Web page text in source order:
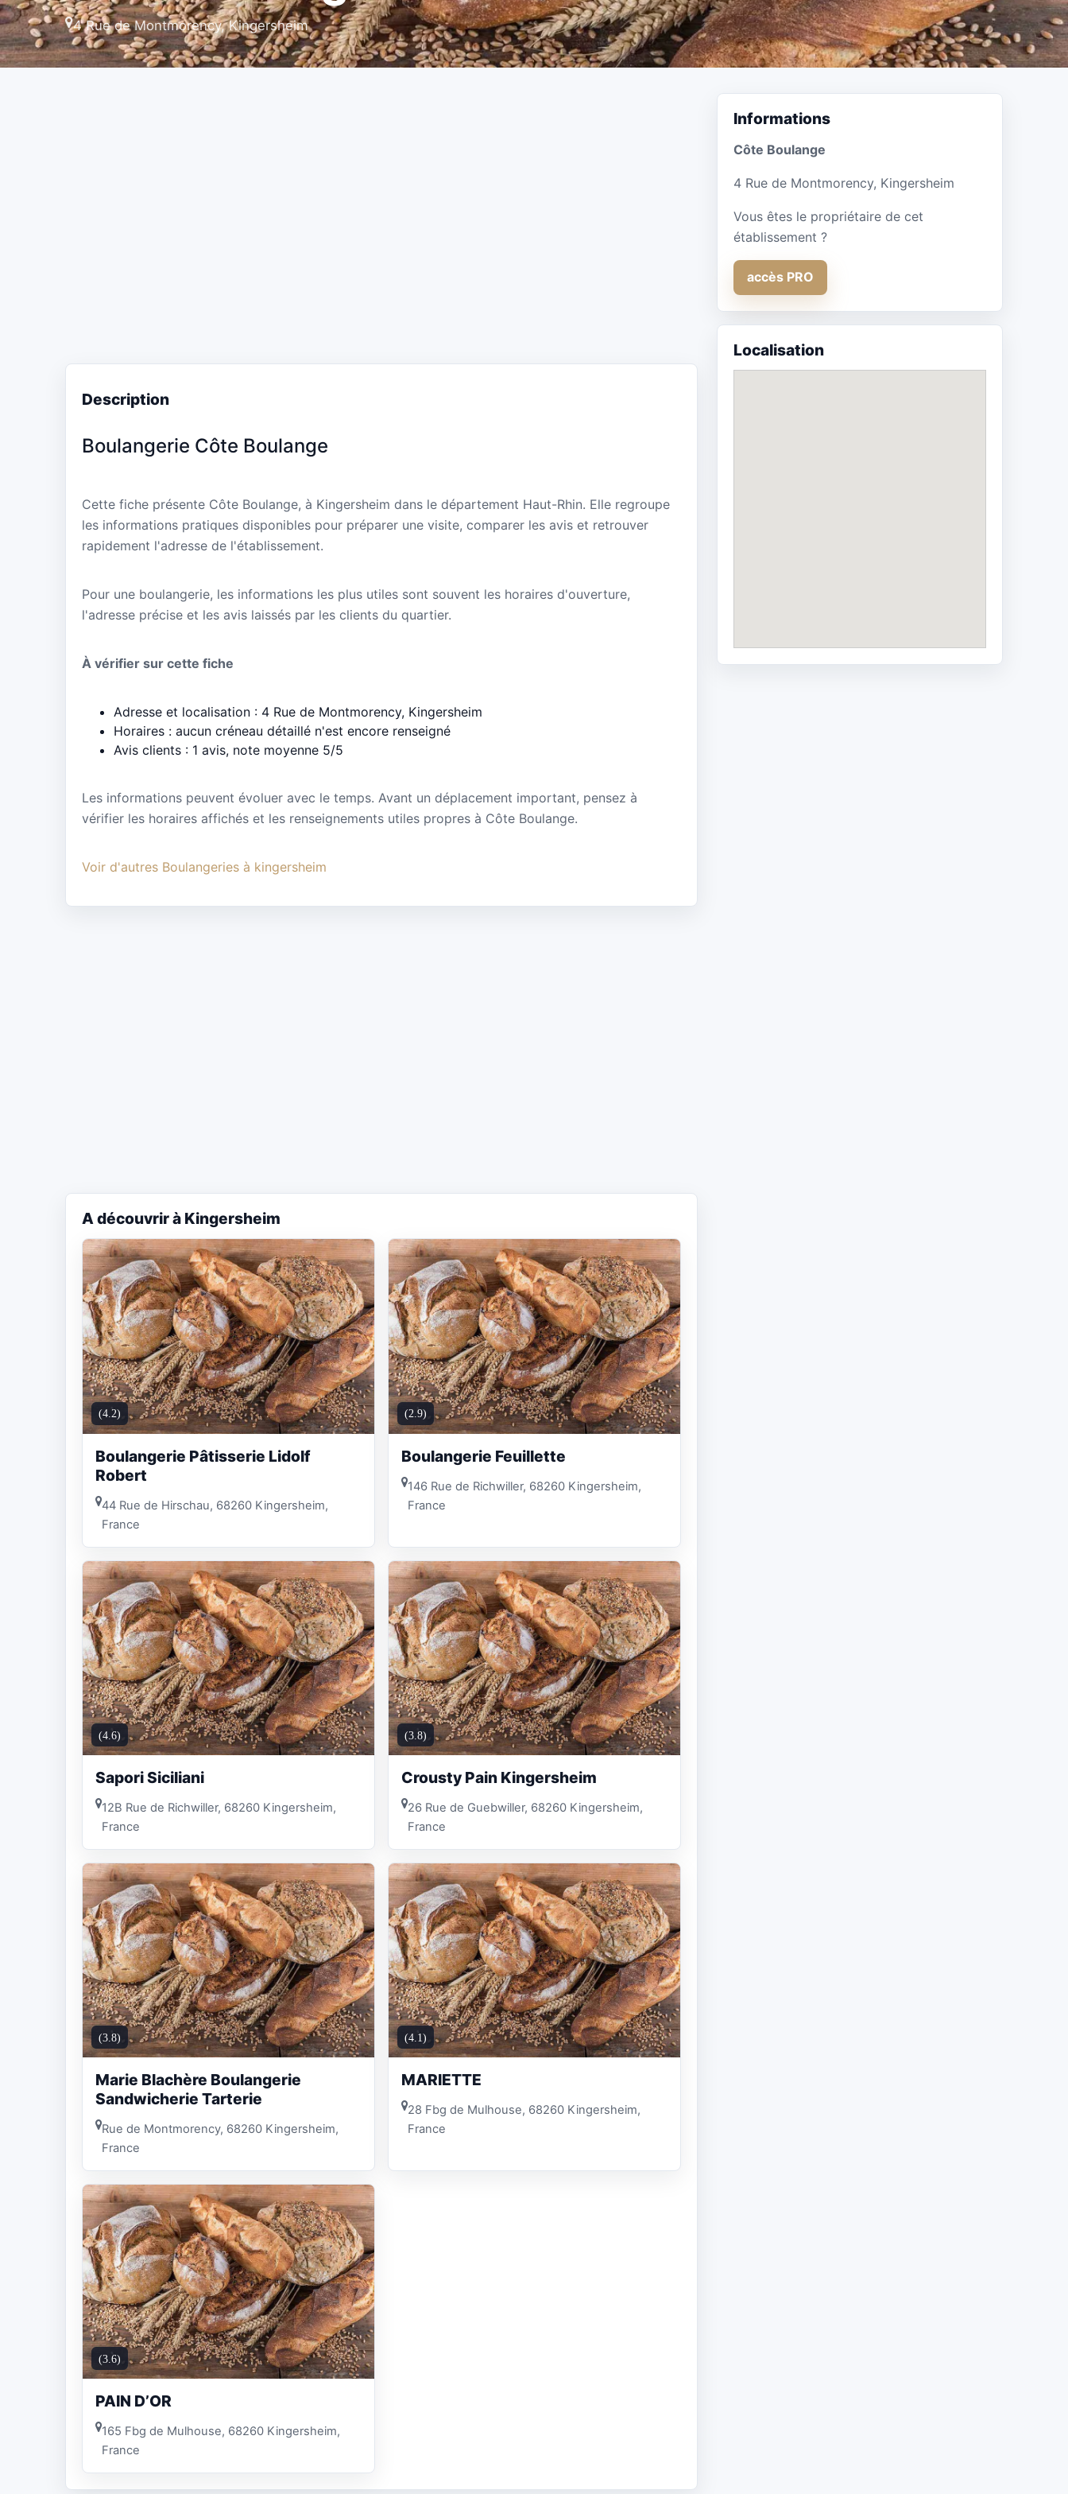
4 Rue de Montmorency, Kingersheim
Description
Boulangerie Côte Boulange
Cette fiche présente Côte Boulange, à Kingersheim dans le département Haut-Rhin. Elle regroupe
les informations pratiques disponibles pour préparer une visite, comparer les avis et retrouver
rapidement l'adresse de l'établissement.
Pour une boulangerie, les informations les plus utiles sont souvent les horaires d'ouverture,
l'adresse précise et les avis laissés par les clients du quartier.
À vérifier sur cette fiche
Adresse et localisation : 4 Rue de Montmorency, Kingersheim
Horaires : aucun créneau détaillé n'est encore renseigné
Avis clients : 1 avis, note moyenne 5/5
Les informations peuvent évoluer avec le temps. Avant un déplacement important, pensez à
vérifier les horaires affichés et les renseignements utiles propres à Côte Boulange.
Voir d'autres Boulangeries à kingersheim
A découvrir à Kingersheim
(4.2)
Boulangerie Pâtisserie Lidolf
Robert
44 Rue de Hirschau, 68260 Kingersheim,
France
(2.9)
Boulangerie Feuillette
146 Rue de Richwiller, 68260 Kingersheim,
France
(4.6)
Sapori Siciliani
12B Rue de Richwiller, 68260 Kingersheim,
France
(3.8)
Crousty Pain Kingersheim
26 Rue de Guebwiller, 68260 Kingersheim,
France
(3.8)
Marie Blachère Boulangerie
Sandwicherie Tarterie
Rue de Montmorency, 68260 Kingersheim,
France
(4.1)
MARIETTE
28 Fbg de Mulhouse, 68260 Kingersheim,
France
(3.6)
PAIN D’OR
165 Fbg de Mulhouse, 68260 Kingersheim,
France
Informations
Côte Boulange
4 Rue de Montmorency, Kingersheim
Vous êtes le propriétaire de cet
établissement ?
accès PRO
Localisation